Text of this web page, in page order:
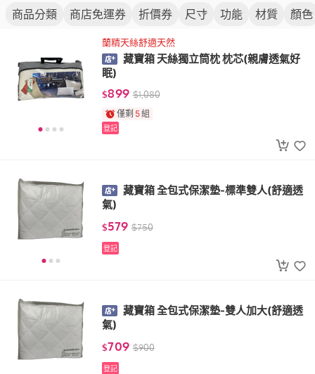
商品分類 商店免運券 折價券 尺寸 功能 材質 顏色
蘭精天絲舒適天然
藏寶箱 天絲獨立筒枕 枕芯(親膚透氣好
眠)
$899 $1,080
僅剩 5組
登記
藏寶箱 全包式保潔墊-標準雙人(舒適透
氣)
$579 $750
登記
藏寶箱 全包式保潔墊-雙人加大(舒適透
氣)
$709 $900
登記